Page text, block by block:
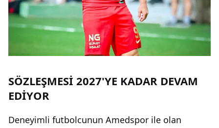
SÖZLEŞMESİ 2027'YE KADAR DEVAM
EDİYOR
Deneyimli futbolcunun Amedspor ile olan